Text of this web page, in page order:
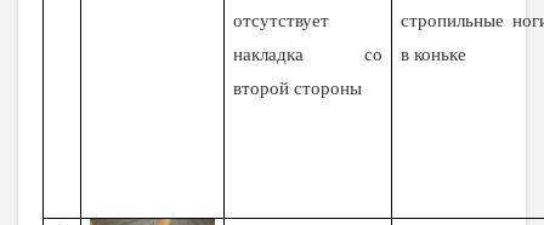
отсутствует
накладка со
второй стороны
стропильные
в коньке